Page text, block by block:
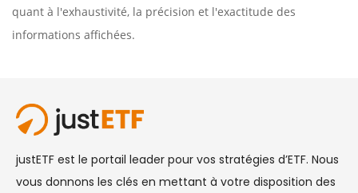
quant à l'exhaustivité, la précision et l'exactitude des
informations affichées.